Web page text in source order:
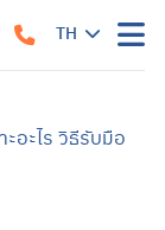
TH
ะอะไร วิธีรับมือ